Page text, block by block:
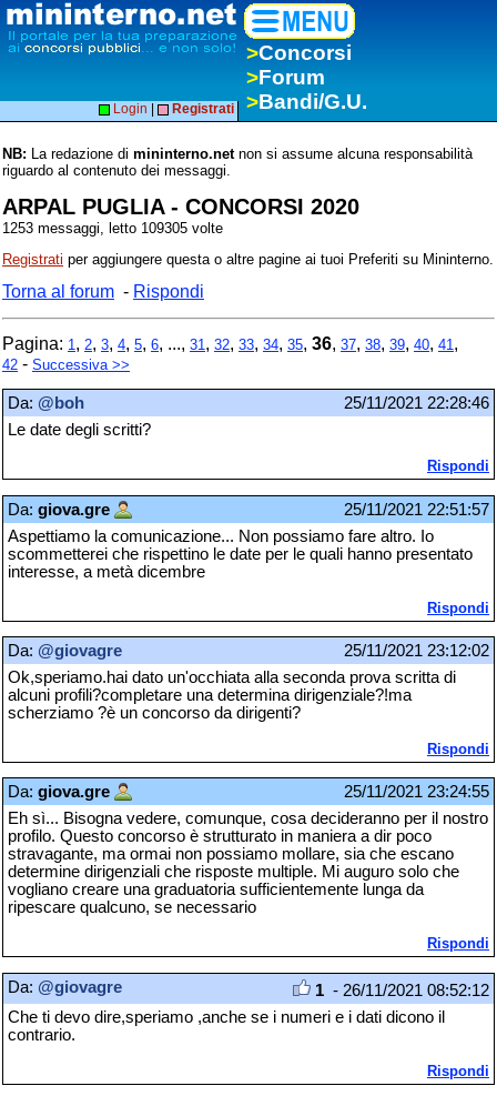
>Concorsi
>Forum
>Bandi/G.U.
Login Registrati
NB: La redazione di mininterno.netnon si assume alcuna responsabilità
riguardo al contenuto dei messaggi.
ARPAL PUGLIA - CONCORSI 2020
1253 messaggi, letto 109305 volte
Registrati per aggiungere questa o altre pagine ai tuoi Preferiti su Mininterno.
Torna al forum - Rispondi
Pagina: 1 , 2, 3, 4, 5, 6, ..., 31 , 32, 33, 34, 35, 36, 37, 38, 39, 40, 41 ,
42 - Successiva >>
Da: @boh
25/11/2021 22:28:46
Le date degli scritti?
Rispondi
Da: giova.gre
25/11/2021 22:51:57
Aspettiamo la comunicazione... Non possiamo fare altro. Io
scommetterei che rispettino le date per le quali hanno presentato
interesse, a metà dicembre
Rispondi
Da: @giovagre
25/11/2021 23:12:02
Ok,speriamo.hai dato un'occhiata alla seconda prova scritta di
alcuni profili?completare una determina dirigenziale?!ma
scherziamo ?è un concorso da dirigenti?
Rispondi
Da: giova.gre
25/11/2021 23:24:55
Eh sì... Bisogna vedere, comunque, cosa decideranno per il nostro
profilo. Questo concorso è strutturato in maniera a dir poco
stravagante, ma ormai non possiamo mollare, sia che escano
determine dirigenziali che risposte multiple. Mi auguro solo che
vogliano creare una graduatoria sufficientemente lunga da
ripescare qualcuno, se necessario
Rispondi
Da: @giovagre 1 - 26/11/2021 08:52:12
Che ti devo dire,speriamo ,anche se i numeri e i dati dicono il
contrario.
Rispondi